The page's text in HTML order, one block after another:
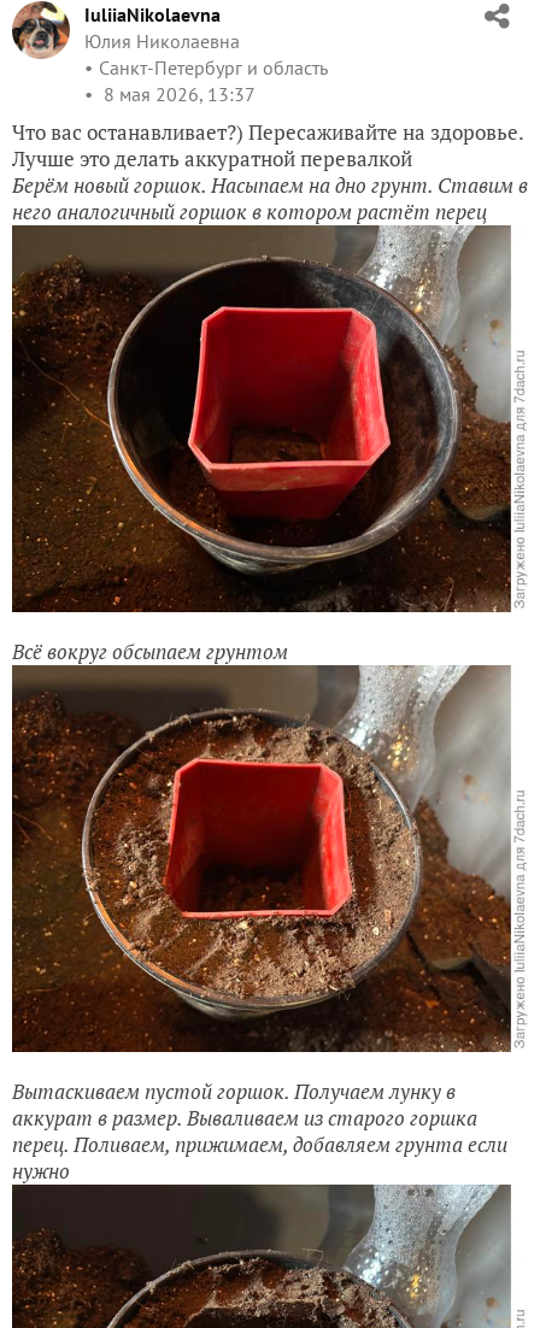
IuliiaNikolaevna
Юлия Николаевна
Санкт-Петербург и область
8 мая 2026, 13:37
Что вас останавливает?) Пересаживайте на здоровье.
Лучше это делать аккуратной перевалкой
Берём новый горшок. Насыпаем на дно грунт. Ставим в
него аналогичный горшок в котором растёт перец
Всё вокруг обсыпаем грунтом
Вытаскиваем пустой горшок. Получаем лунку в
аккурат в размер. Вываливаем из старого горшка
перец. Поливаем, прижимаем, добавляем грунта если
нужно